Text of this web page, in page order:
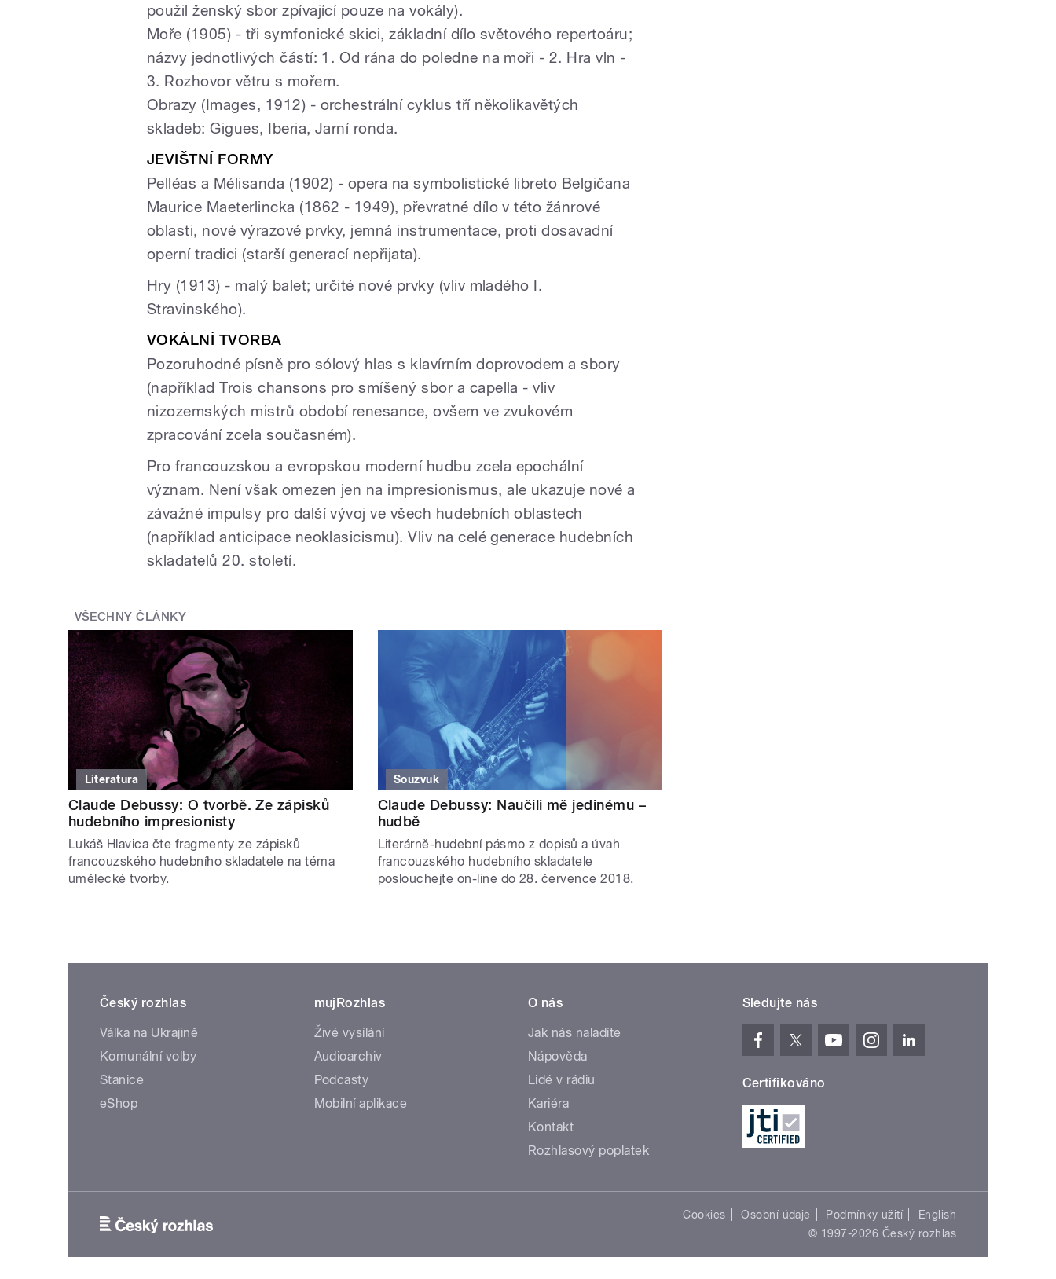
použil ženský sbor zpívající pouze na vokály).
Moře (1905) - tři symfonické skici, základní dílo světového repertoáru;
názvy jednotlivých částí: 1. Od rána do poledne na moři - 2. Hra vln -
3. Rozhovor větru s mořem.
Obrazy (Images, 1912) - orchestrální cyklus tří několikavětých
skladeb: Gigues, Iberia, Jarní ronda.
JEVIŠTNÍ FORMY
Pelléas a Mélisanda (1902) - opera na symbolistické libreto Belgičana
Maurice Maeterlincka (1862 - 1949), převratné dílo v této žánrové
oblasti, nové výrazové prvky, jemná instrumentace, proti dosavadní
operní tradici (starší generací nepřijata).
Hry (1913) - malý balet; určité nové prvky (vliv mladého I.
Stravinského).
VOKÁLNÍ TVORBA
Pozoruhodné písně pro sólový hlas s klavírním doprovodem a sbory
(například Trois chansons pro smíšený sbor a capella - vliv
nizozemských mistrů období renesance, ovšem ve zvukovém
zpracování zcela současném).
Pro francouzskou a evropskou moderní hudbu zcela epochální
význam. Není však omezen jen na impresionismus, ale ukazuje nové a
závažné impulsy pro další vývoj ve všech hudebních oblastech
(například anticipace neoklasicismu). Vliv na celé generace hudebních
skladatelů 20. století.
VŠECHNY ČLÁNKY
Literatura
Claude Debussy: O tvorbě. Ze zápisků
hudebního impresionisty
Lukáš Hlavica čte fragmenty ze zápisků
francouzského hudebního skladatele na téma
umělecké tvorby.
Souzvuk
Claude Debussy: Naučili mě jedinému –
hudbě
Literárně-hudební pásmo z dopisů a úvah
francouzského hudebního skladatele
poslouchejte on-line do 28. července 2018.
Český rozhlas
Válka na Ukrajině
Komunální volby
Stanice
eShop
mujRozhlas
Živé vysílání
Audioarchiv
Podcasty
Mobilní aplikace
O nás
Jak nás naladíte
Nápověda
Lidé v rádiu
Kariéra
Kontakt
Rozhlasový poplatek
Sledujte nás
Certifikováno
Cookies Osobní údaje Podmínky užití
English
© 1997-2026 Český rozhlas